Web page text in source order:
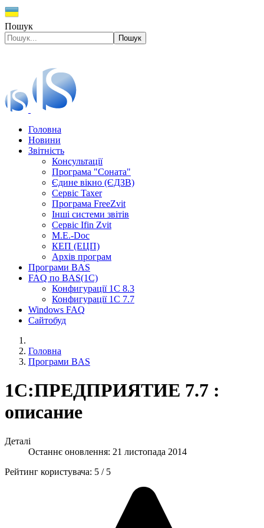
Пошук
Пошук
Головна
Новини
Звітність
Консультації
Програма "Соната"
Єдине вікно (ЄДЗВ)
Сервіс Taxer
Програма FreeZvit
Інші системи звітів
Сервіс Ifin Zvit
M.E.-Doc
КЕП (ЕЦП)
Архів програм
Програми BAS
FAQ по BAS(1С)
Конфигурації 1С 8.3
Конфигурації 1С 7.7
Windows FAQ
Сайтобуд
Головна
Програми BAS
1С:ПРЕДПРИЯТИЕ 7.7 :
описание
Деталі
Останнє оновлення: 21 листопада 2014
Рейтинг користувача: 5 / 5